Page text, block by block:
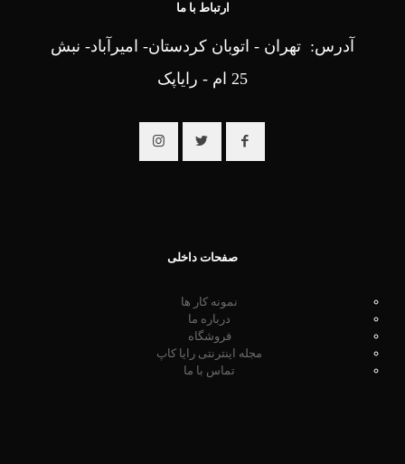
ارتباط با ما
آدرس: تهران - اتوبان کردستان- امیرآباد- نبش
25 ام - رایاپک
صفحات داخلی
نمونه کار ها
درباره ما
فروشگاه
مجله اینترنتی رایا کاپ
تماس با ما